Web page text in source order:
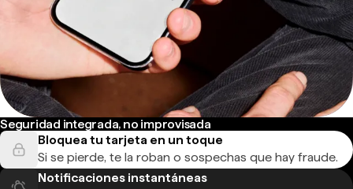
Seguridad integrada, no improvisada
Bloquea tu tarjeta en un toque
Si se pierde, te la roban o sospechas que hay fraude.
Notificaciones instantáneas